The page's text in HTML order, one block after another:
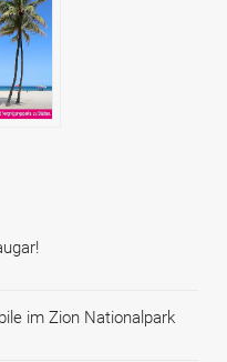
im Zion Nationalpark